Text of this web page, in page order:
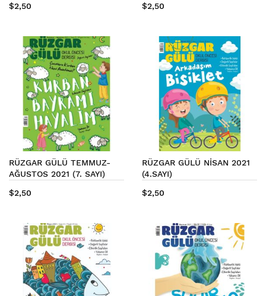
$2,50
$2,50
RÜZGAR GÜLÜ TEMMUZ-
AĞUSTOS 2021 (7. SAYI)
$2,50
RÜZGAR GÜLÜ NİSAN 2021
(4.SAYI)
$2,50